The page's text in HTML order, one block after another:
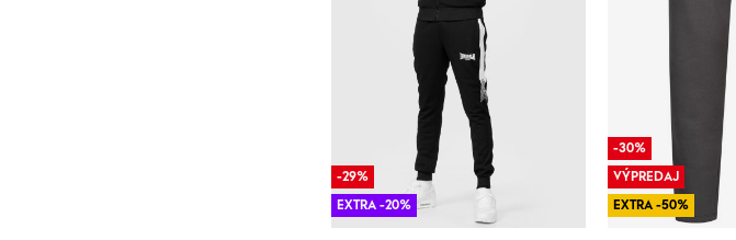
-29%
EXTRA -20%
-30%
VÝPREDAJ
EXTRA -50%